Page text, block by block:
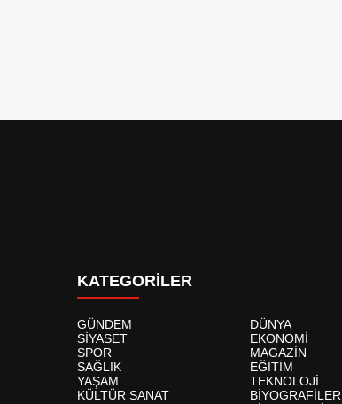
KATEGORİLER
GÜNDEM
DÜNYA
SİYASET
EKONOMİ
SPOR
MAGAZİN
SAĞLIK
EĞİTİM
YAŞAM
TEKNOLOJİ
KÜLTÜR SANAT
BİYOGRAFİLER